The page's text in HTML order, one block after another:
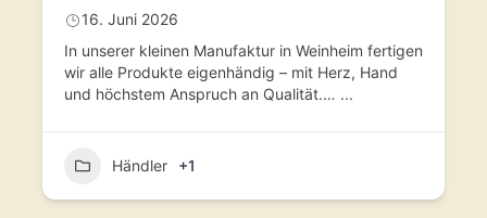
16. Juni 2026
In unserer kleinen Manufaktur in Weinheim fertigen
wir alle Produkte eigenhändig – mit Herz, Hand
und höchstem Anspruch an Qualität.… ...
Händler +1